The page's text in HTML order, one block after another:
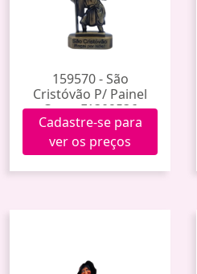
159570 - São
Cristóvão P/ Painel
Carro F1302536
Cadastre-se para
ver os preços